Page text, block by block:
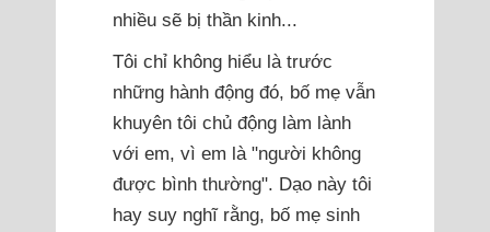
nhiều sẽ bị thần kinh...
Tôi chỉ không hiểu là trước
những hành động đó, bố mẹ vẫn
khuyên tôi chủ động làm lành
với em, vì em là "người không
được bình thường". Dạo này tôi
hay suy nghĩ rằng, bố mẹ sinh